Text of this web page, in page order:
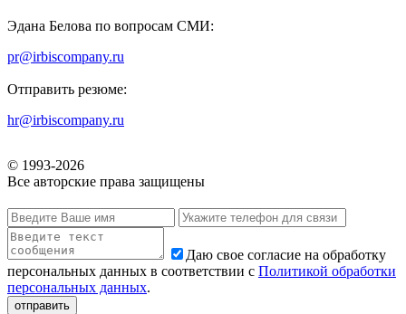
Эдана Белова по вопросам СМИ:
pr@irbiscompany.ru
Отправить резюме:
hr@irbiscompany.ru
© 1993-2026
Все авторские права защищены
Даю свое согласие на обработку
персональных данных в соответствии с Политикой обработки
персональных данных.